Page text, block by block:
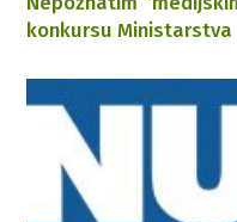
konkursu Ministarstva